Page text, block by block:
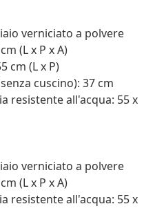
verniciato a polvere
(L x P x A)
cm (L x P)
cuscino): 37 cm
resistente all'acqua: 55 x
verniciato a polvere
(L x P x A)
resistente all'acqua: 55 x